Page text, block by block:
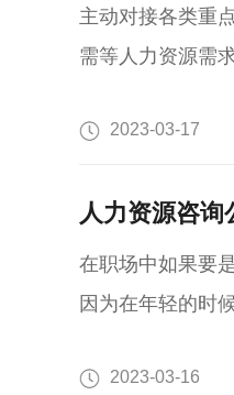
主动对接各类重
需等人力资源需
2023-03-17
人力资源咨
在职场中如果要
因为在年轻的时
2023-03-16